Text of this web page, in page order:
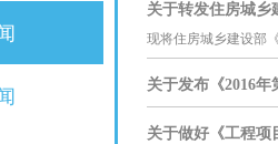
关于转发住房城乡
现将住房城乡建设部
关于发布《2016
关于做好《工程项